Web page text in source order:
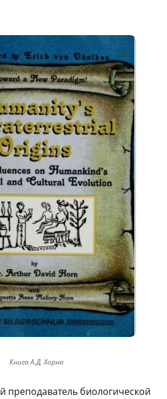
Книга А.Д. Хорна
преподаватель биологической